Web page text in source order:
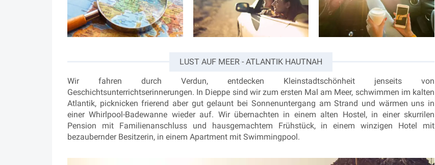
LUST AUF MEER - ATLANTIK HAUTNAH
Wir fahren durch Verdun, entdecken Kleinstadtschönheit jenseits von
Geschichtsunterrichtserinnerungen. In Dieppe sind wir zum ersten Mal am Meer, schwimmen im kalten
Atlantik, picknicken frierend aber gut gelaunt bei Sonnenuntergang am Strand und wärmen uns in
einer Whirlpool-Badewanne wieder auf. Wir übernachten in einem alten Hostel, in einer skurrilen
Pension mit Familienanschluss und hausgemachtem Frühstück, in einem winzigen Hotel mit
bezaubernder Besitzerin, in einem Apartment mit Swimmingpool.